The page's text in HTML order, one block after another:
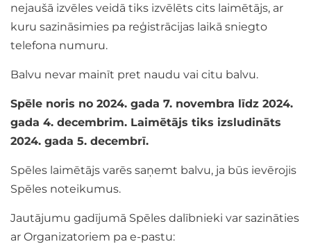
nejaušā izvēles veidā tiks izvēlēts cits laimētājs, ar
kuru sazināsimies pa reģistrācijas laikā sniegto
telefona numuru.
Balvu nevar mainīt pret naudu vai citu balvu.
Spēle noris no 2024. gada 7. novembra līdz 2024.
gada 4. decembrim. Laimētājs tiks izsludināts
2024. gada 5. decembrī.
Spēles laimētājs varēs saņemt balvu, ja būs ievērojis
Spēles noteikumus.
Jautājumu gadījumā Spēles dalībnieki var sazināties
ar Organizatoriem pa e-pastu: